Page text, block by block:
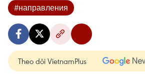
#направления
Theo dõi VietnamPlus